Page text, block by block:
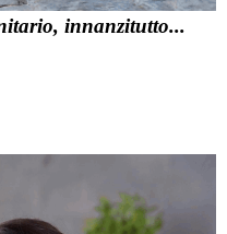
innanzitutto...